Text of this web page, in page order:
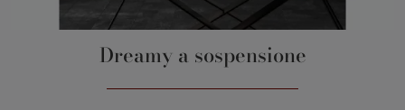
Dreamy a sospensione